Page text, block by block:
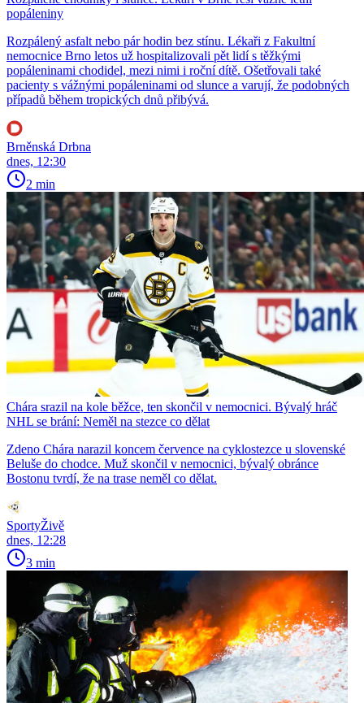
popáleniny
Rozpálený asfalt nebo pár hodin bez stínu. Lékaři z Fakultní
nemocnice Brno letos už hospitalizovali pět lidí s těžkými
popáleninami chodidel, mezi nimi i roční dítě. Ošetřovali také
pacienty s vážnými popáleninami od slunce a varují, že podobných
případů během tropických dnů přibývá.
Brněnská Drbna
dnes, 12:30
2 min
Chára srazil na kole běžce, ten skončil v nemocnici. Bývalý hráč
NHL se brání: Neměl na stezce co dělat
Zdeno Chára narazil koncem července na cyklostezce u slovenské
Beluše do chodce. Muž skončil v nemocnici, bývalý obránce
Bostonu tvrdí, že na trase neměl co dělat.
SportyŽivě
dnes, 12:28
3 min